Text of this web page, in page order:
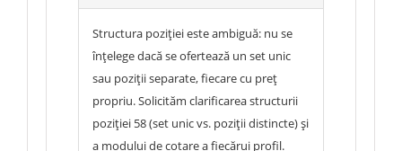
Structura poziției este ambiguă: nu se
înțelege dacă se ofertează un set unic
sau poziții separate, fiecare cu preț
propriu. Solicităm clarificarea structurii
poziției 58 (set unic vs. poziții distincte) și
a modului de cotare a fiecărui profil.